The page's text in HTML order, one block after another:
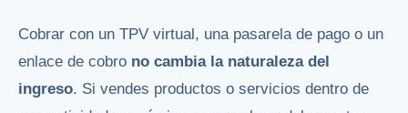
Cobrar con un TPV virtual, una pasarela de pago o un
enlace de cobro no cambia la naturaleza del
ingreso. Si vendes productos o servicios dentro de